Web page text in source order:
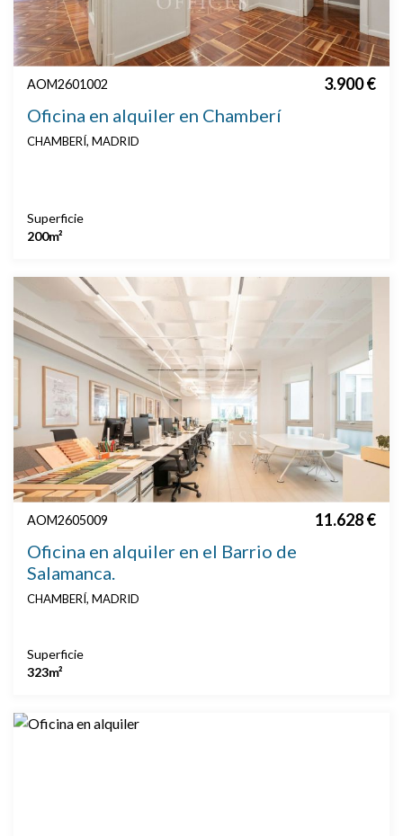
AOM2601002 3.900 €
Oficina en alquiler en Chamberí
CHAMBERÍ, MADRID
Superficie
200m²
AOM2605009 11.628 €
Oficina en alquiler en el Barrio de
Salamanca.
CHAMBERÍ, MADRID
Superficie
323m²